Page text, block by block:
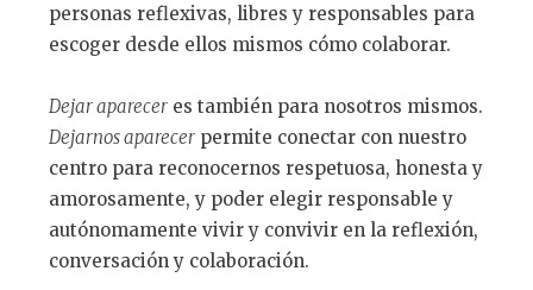
personas reflexivas, libres y responsables para
escoger desde ellos mismos cómo colaborar.
Dejar apareceres también para nosotros mismos.
Dejarnos aparecerpermite conectar con nuestro
centro para reconocernos respetuosa, honesta y
amorosamente, y poder elegir responsable y
autónomamente vivir y convivir en la reflexión,
conversación y colaboración.